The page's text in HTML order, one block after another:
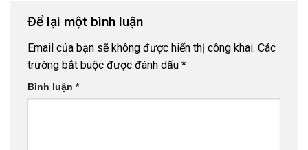
Để lại một bình luận
Email của bạn sẽ không được hiển thị công khai. Các
trường bắt buộc được đánh dấu *
Bình luận *